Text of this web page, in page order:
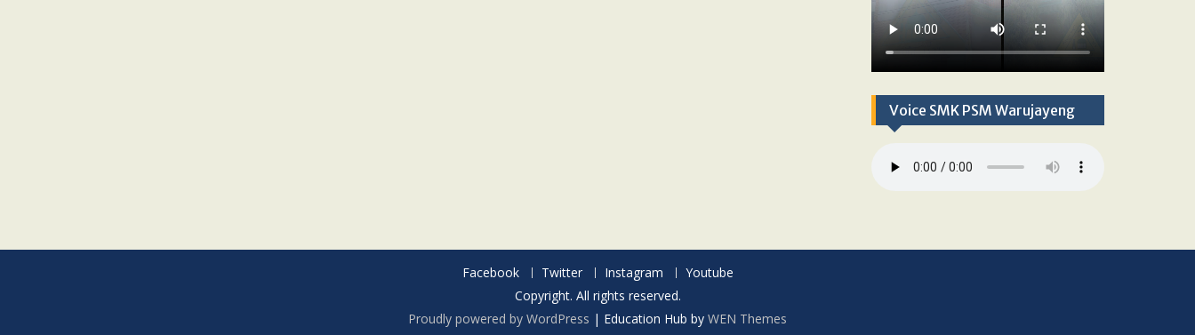
Voice SMK PSM Warujayeng
Facebook Twitter Instagram
Youtube
Copyright. All rights reserved.
Proudly powered by WordPress | Education Hub by WEN Themes